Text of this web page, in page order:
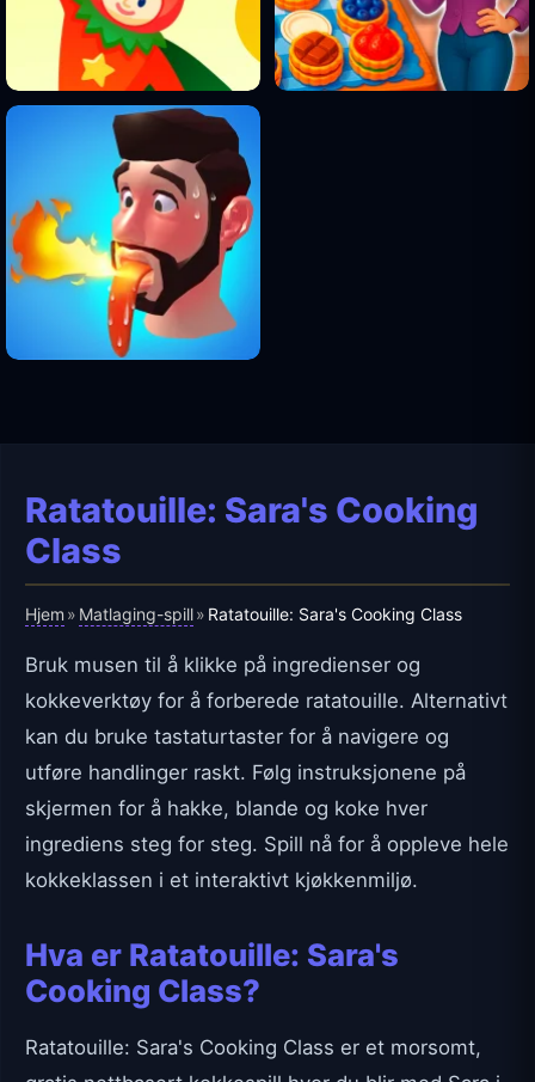
Ratatouille: Sara's Cooking
Class
Hjem » Matlaging-spill» Ratatouille: Sara's Cooking Class
Bruk musen til å klikke på ingredienser og
kokkeverktøy for å forberede ratatouille. Alternativt
kan du bruke tastaturtaster for å navigere og
utføre handlinger raskt. Følg instruksjonene på
skjermen for å hakke, blande og koke hver
ingrediens steg for steg. Spill nå for å oppleve hele
kokkeklassen i et interaktivt kjøkkenmiljø.
Hva er Ratatouille: Sara's
Cooking Class?
Ratatouille: Sara's Cooking Class er et morsomt,